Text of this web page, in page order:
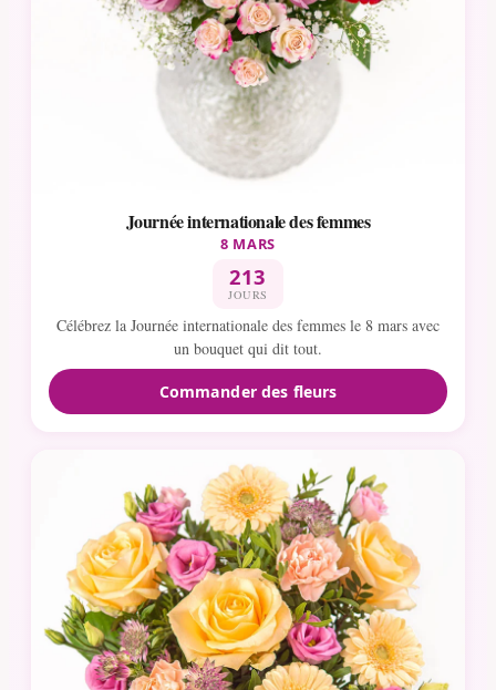
Journée internationale des femmes
8 MARS
213
JOURS
Célébrez la Journée internationale des femmes le 8 mars avec
un bouquet qui dit tout.
Commander des fleurs